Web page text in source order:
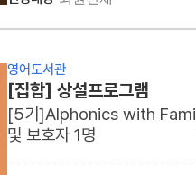
영어도서관
[집합] 상설프로그램
[5기]Alphonics with
및 보호자 1명